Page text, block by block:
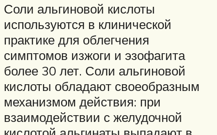
Соли альгиновой кислоты
используются в клинической
практике для облегчения
симптомов изжоги и эзофагита
более 30 лет. Соли альгиновой
кислоты обладают своеобразным
механизмом действия: при
взаимодействии с желудочной